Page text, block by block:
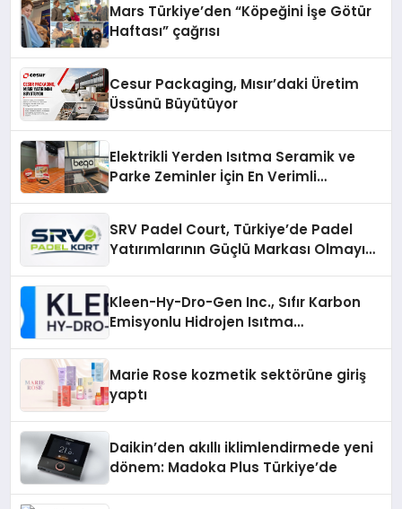
Mars Türkiye’den “Köpeğini İşe Götür
Haftası” çağrısı
Cesur Packaging, Mısır’daki Üretim
Üssünü Büyütüyor
Elektrikli Yerden Isıtma Seramik ve
Parke Zeminler İçin En Verimli
SRV Padel Court, Türkiye’de Padel
Yatırımlarının Güçlü Markası Olmayı
Kleen-Hy-Dro-Gen Inc., Sıfır Karbon
Emisyonlu Hidrojen Isıtma
Marie Rose kozmetik sektörüne giriş
yaptı
Daikin’den akıllı iklimlendirmede yeni
dönem: Madoka Plus Türkiye’de